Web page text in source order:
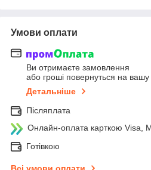
Умови оплати
Ви отримаєте замовлення
або гроші повернуться на вашу
Детальніше
Післяплата
Онлайн-оплата карткою Visa,
Готівкою
Всі умови оплати